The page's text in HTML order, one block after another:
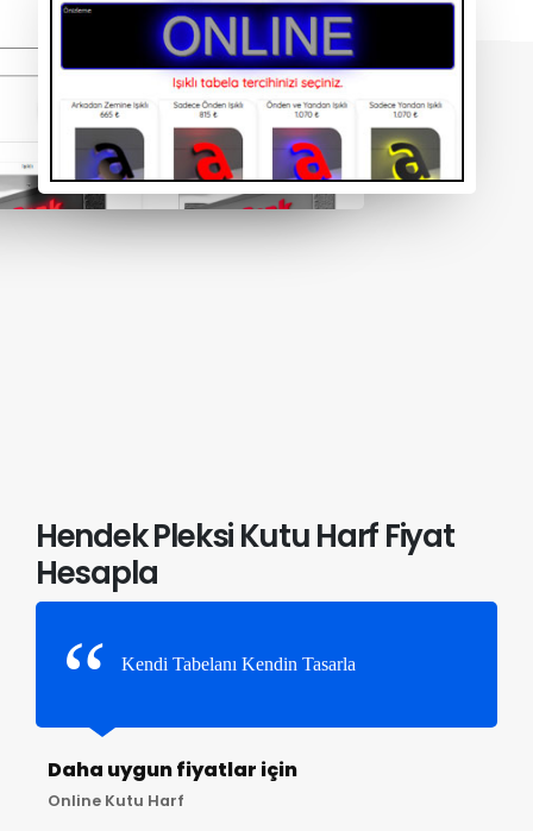
Hendek Pleksi Kutu Harf Fiyat
Hesapla
Kendi Tabelanı Kendin Tasarla
Daha uygun fiyatlar için
Online Kutu Harf